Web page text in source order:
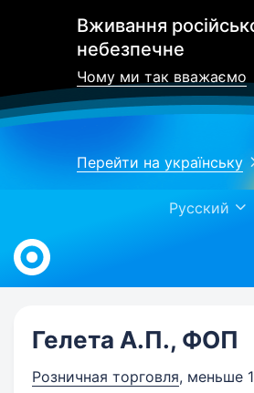
Вживання
небезпечне
Чому ми так вважаємо
Перейти на українську
Русский
Work.ua
Гелета А.П., ФОП
Розничная торговля, меньше